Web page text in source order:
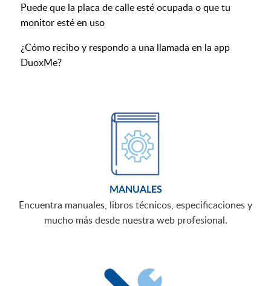
Puede que la placa de calle esté ocupada o que tu
monitor esté en uso
¿Cómo recibo y respondo a una llamada en la app
DuoxMe?
MANUALES
Encuentra manuales, libros técnicos, especificaciones y
mucho más desde nuestra web profesional.